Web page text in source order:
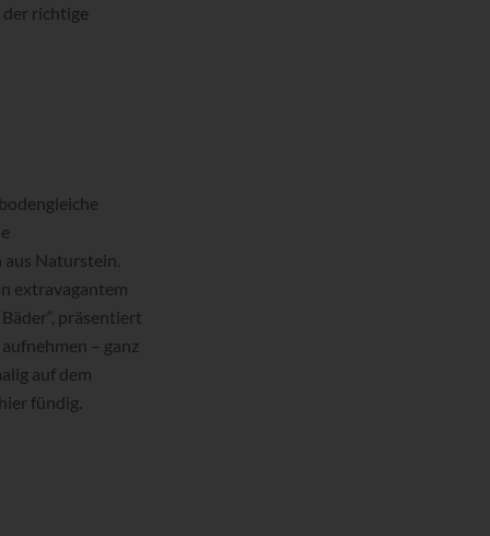
richtige
Naturstein.
extravagantem
präsentiert
– ganz
auf dem
fündig.